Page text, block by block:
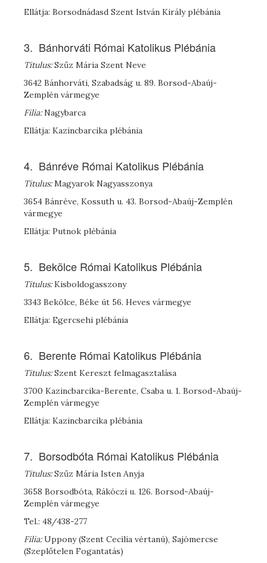
Ellátja: Borsodnádasd Szent István Király plébánia
3. Bánhorváti Római Katolikus Plébánia
Titulus:Szűz Mária Szent Neve
3642 Bánhorváti, Szabadság u. 89. Borsod-Abaúj-
Zemplén vármegye
Filia:Nagybarca
Ellátja: Kazincbarcika plébánia
4. Bánréve Római Katolikus Plébánia
Titulus: Magyarok Nagyasszonya
3654 Bánréve, Kossuth u. 43. Borsod-Abaúj-Zemplén
vármegye
Ellátja: Putnok plébánia
5. Bekölce Római Katolikus Plébánia
Titulus: Kisboldogasszony
3343 Bekölce, Béke út 56. Heves vármegye
Ellátja: Egercsehi plébánia
6. Berente Római Katolikus Plébánia
Titulus:Szent Kereszt felmagasztalása
3700 Kazincbarcika-Berente, Csaba u. 1. Borsod-Abaúj-
Zemplén vármegye
Ellátja: Kazincbarcika plébánia
7. Borsodbóta Római Katolikus Plébánia
Titulus:Szűz Mária Isten Anyja
3658 Borsodbóta, Rákóczi u. 126. Borsod-Abaúj-
Zemplén vármegye
Tel.: 48/438-277
Filia:Uppony (Szent Cecília vértanú), Sajómercse
(Szeplőtelen Fogantatás)